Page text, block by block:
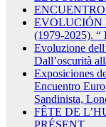
EVOLUCIÓN
(1979-2025).
Evoluzione
Dall’oscurità
Exposiciones
Encuentro
Sandinista,
FÊTE DE
PRÉSENT